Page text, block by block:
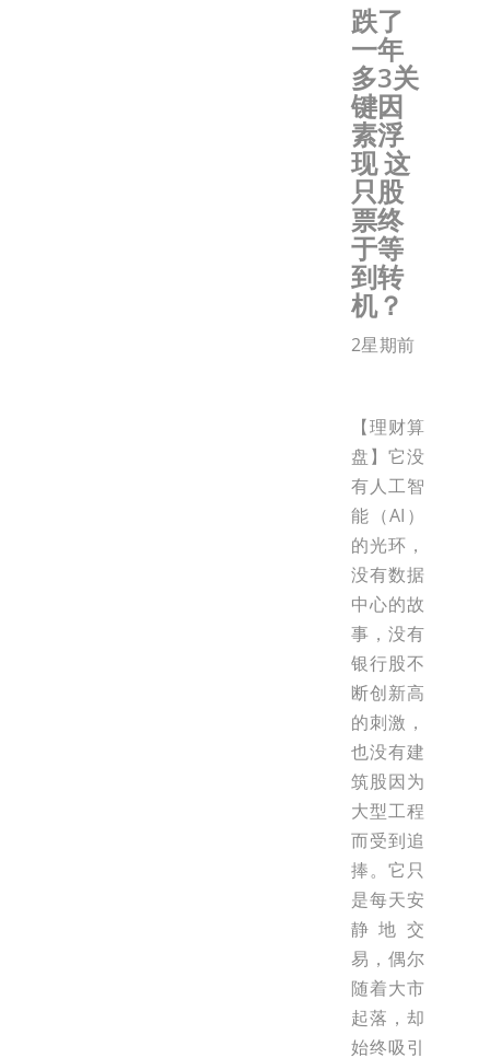
跌了
一年
多3关
键因
素浮
现 这
只股
票终
于等
到转
机？
2星期前
【理财算
盘】它没
有人工智
能（AI）
的光环，
没有数据
中心的故
事，没有
银行股不
断创新高
的刺激，
也没有建
筑股因为
大型工程
而受到追
捧。它只
是每天安
静地交
易，偶尔
随着大市
起落，却
始终吸引